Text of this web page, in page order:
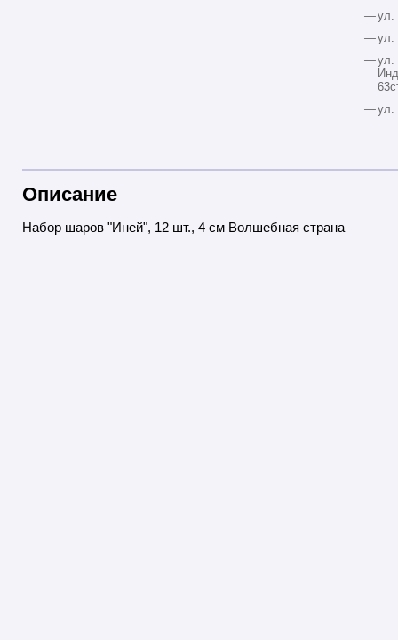
—ул.
—ул.
—ул.
—ул.
Описание
Набор шаров "Иней", 12 шт., 4 см Волшебная страна